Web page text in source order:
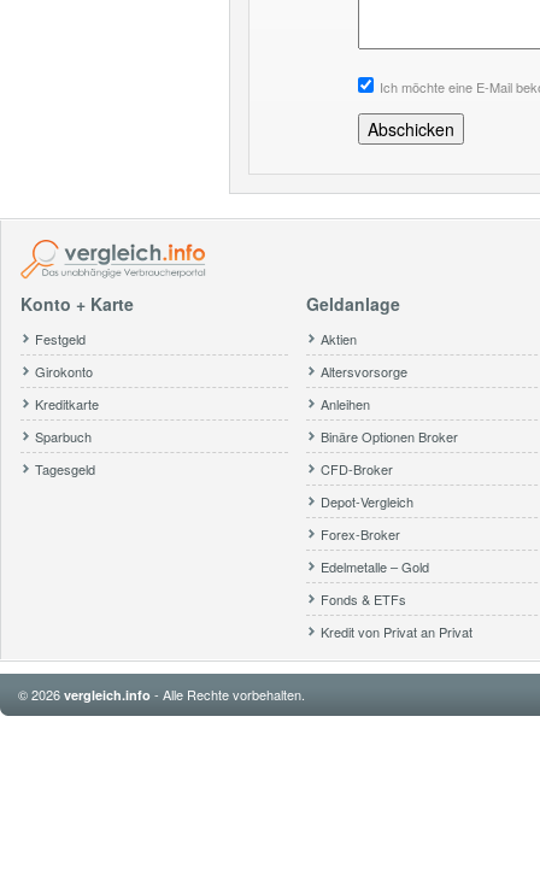
Ich möchte eine E-Mail
Konto + Karte
Festgeld
Girokonto
Kreditkarte
Sparbuch
Tagesgeld
Geldanlage
Aktien
Altersvorsorge
Anleihen
Binäre Optionen Broker
CFD-Broker
Depot-Vergleich
Forex-Broker
Edelmetalle – Gold
Fonds & ETFs
Kredit von Privat an Privat
© 2026 vergleich.info - Alle Rechte vorbehalten.